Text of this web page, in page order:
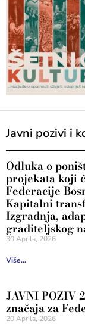
Javni pozivi i
Odluka o
projekata koji
Federacije
Kapitalni
Izgradnja,
graditeljskog
30 Aprila, 2026
Više...
JAVNI POZIV
značaja za
20 Aprila, 2026